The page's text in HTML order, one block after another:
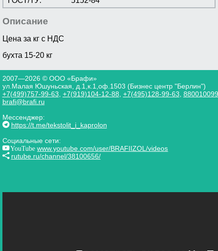
Описание
Цена за кг с НДС
бухта 15-20 кг
2007—2026 © ООО «Брафи»
ул.Малая Юшуньская, д.1,к.1,оф.1503 (Бизнес центр "Берлин")
+7(499)757-99-63, +7(919)104-12-88, +7(495)128-99-63,
brafi@brafi.ru
Мессенджер:
https://t.me/tekstolit_i_kaprolon
Социальные сети:
YouTube www.youtube.com/user/BRAFIIZOL/videos
rutube.ru/channel/38100656/